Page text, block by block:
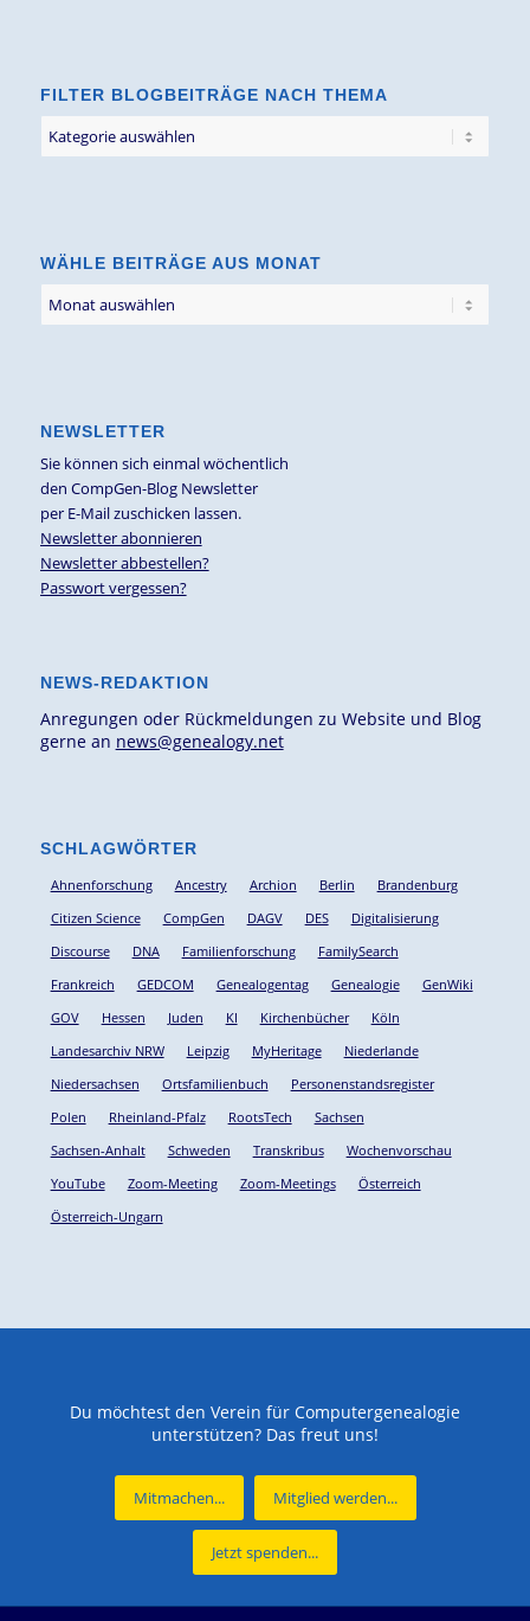
FILTER BLOGBEITRÄGE NACH THEMA
Blogbeiträge
WÄHLE BEITRÄGE AUS MONAT
NEWSLETTER
Sie können sich einmal wöchentlich
den CompGen-Blog Newsletter
per E-Mail zuschicken lassen.
Newsletter abonnieren
Newsletter abbestellen?
Passwort vergessen?
NEWS-REDAKTION
Anregungen oder Rückmeldungen zu Website und Blog
gerne an news@genealogy.net
SCHLAGWÖRTER
Ahnenforschung Ancestry Archion Berlin
Brandenburg
Citizen Science
CompGen DAGV DES
Digitalisierung
Discourse
DNA Familienforschung
FamilySearch
Frankreich
GEDCOM Genealogentag Genealogie
GenWiki
GOV
Hessen Juden KI Kirchenbücher
Köln
Landesarchiv NRW
Leipzig MyHeritage
Niederlande
Niedersachsen
Ortsfamilienbuch
Personenstandsregister
Polen
Rheinland-Pfalz RootsTech
Sachsen
Sachsen-Anhalt
Schweden Transkribus
Wochenvorschau
YouTube
Zoom-Meeting Zoom-Meetings
Österreich
Österreich-Ungarn
Du möchtest den Verein für Computergenealogie
unterstützen? Das freut uns!
Mitmachen... Mitglied werden...
Jetzt spenden...